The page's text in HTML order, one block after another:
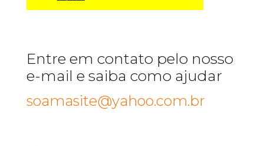
Entre em contato pelo nosso
e-mail e saiba como ajudar
soamasite@yahoo.com.br